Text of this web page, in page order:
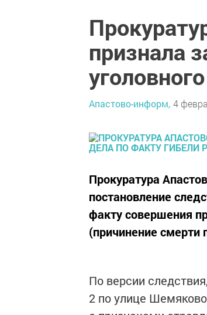
признала
Апастово-информ, 4
Прокуратура
постановление
факту совершения
(причинение смерти
По версии
2 по улице